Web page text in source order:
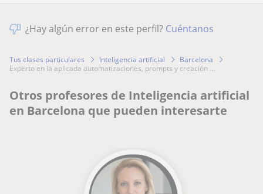
¿Hay algún error en este perfil? Cuéntanos
Tus clases particulares Inteligencia artificial
Barcelona
experto en ia aplicada automatizaciones, prompts y creación ...
Otros profesores de Inteligencia artificial
en Barcelona que pueden interesarte